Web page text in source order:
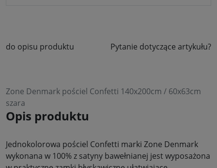
do opisu produktu Pytanie dotyczące artykułu?
Zone Denmark pościel Confetti 140x200cm / 60x63cm
szara
Opis produktu
Jednokolorowa pościel Confetti marki Zone Denmark
wykonana w 100% z satyny bawełnianej jest wyposażona